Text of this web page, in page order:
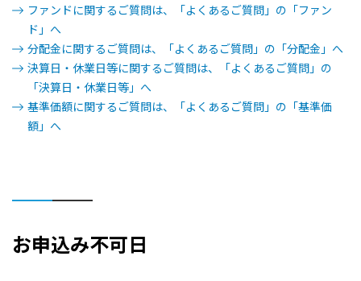
ファンドに関するご質問は、「よくあるご質問」の「ファン
ド」へ
分配金に関するご質問は、「よくあるご質問」の「分配金」へ
決算日・休業日等に関するご質問は、「よくあるご質問」の
「決算日・休業日等」へ
基準価額に関するご質問は、「よくあるご質問」の「基準価
額」へ
お申込み不可日